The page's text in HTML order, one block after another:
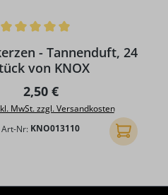
- Tannenduft, 24
von KNOX
Regulärer Preis:
2,50 €
MwSt. zzgl. Versandkosten
Art-Nr: KNO013110 In den